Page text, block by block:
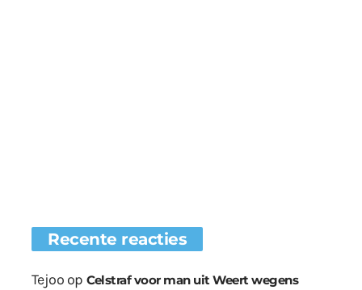
Recente reacties
Tejoo op Celstraf voor man uit Weert wegens